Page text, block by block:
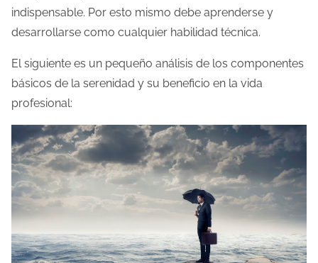
indispensable. Por esto mismo debe aprenderse y
desarrollarse como cualquier habilidad técnica.
El siguiente es un pequeño análisis de los componentes
básicos de la serenidad y su beneficio en la vida
profesional: